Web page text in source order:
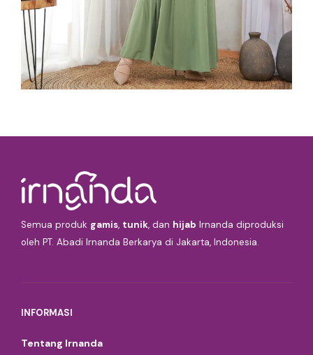
Semua produk gamis, tunik, dan hijab Irnanda diproduksi
oleh PT. Abadi Irnanda Berkarya di Jakarta, Indonesia.
INFORMASI
Tentang Irnanda